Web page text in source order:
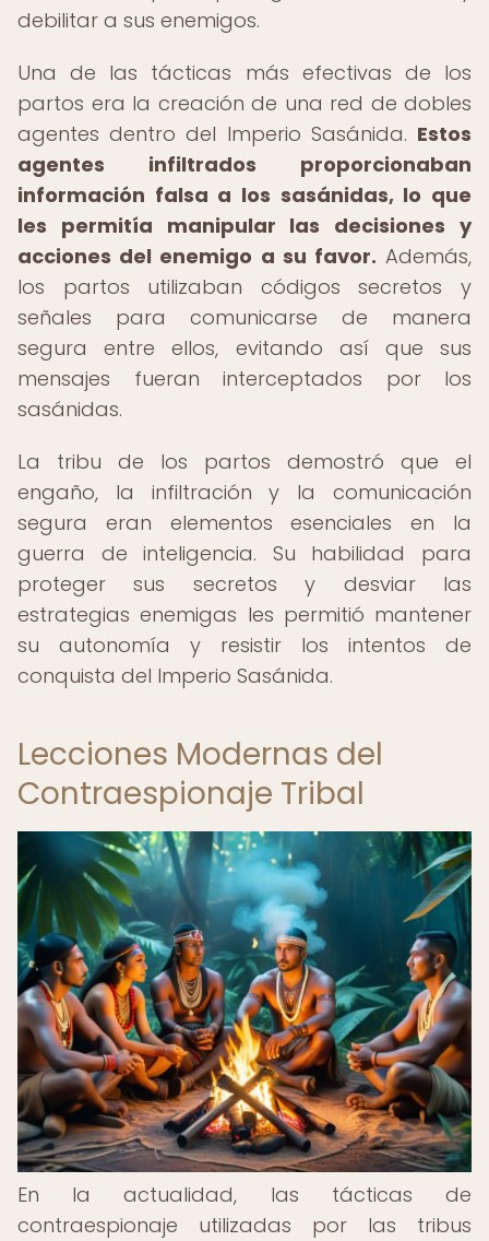
debilitar a sus enemigos.
Una de las tácticas más efectivas de los
partos era la creación de una red de dobles
agentes dentro del Imperio Sasánida. Estos
agentes infiltrados proporcionaban
información falsa a los sasánidas, lo que
les permitía manipular las decisiones y
acciones del enemigo a su favor. Además,
los partos utilizaban códigos secretos y
señales para comunicarse de manera
segura entre ellos, evitando así que sus
mensajes fueran interceptados por los
sasánidas.
La tribu de los partos demostró que el
engaño, la infiltración y la comunicación
segura eran elementos esenciales en la
guerra de inteligencia. Su habilidad para
proteger sus secretos y desviar las
estrategias enemigas les permitió mantener
su autonomía y resistir los intentos de
conquista del Imperio Sasánida.
Lecciones Modernas del
Contraespionaje Tribal
En la actualidad, las tácticas de
contraespionaje utilizadas por las tribus